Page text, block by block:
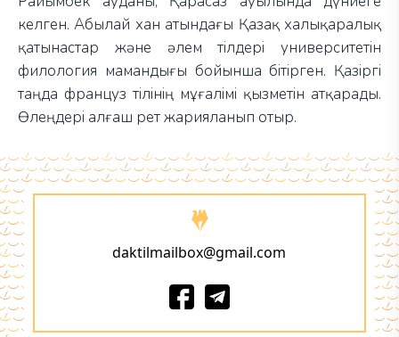
келген. Абылай хан атындағы Қазақ халықаралық
қатынастар және әлем тілдері университетін
филология мамандығы бойынша бітірген. Қазіргі
таңда француз тілінің мұғалімі қызметін атқарады.
Өлеңдері алғаш рет жарияланып отыр.
daktilmailbox@gmail.com